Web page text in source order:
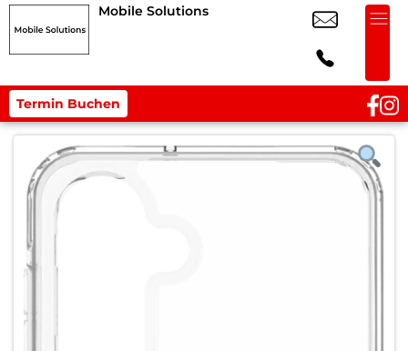
Mobile Solutions
Termin Buchen